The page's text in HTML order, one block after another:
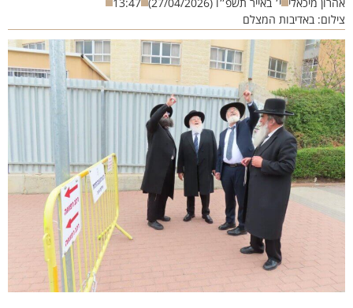
באדיבות המצלם